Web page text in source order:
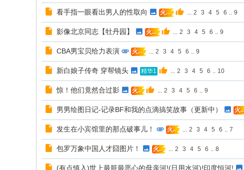
看手指一眼看出男人的性取向 火... ... 2 3 4 5 6 .. 9
影像北京同志【牡丹园】 火... ... 2 3 4 5 6 .. 9
CBA男宝贝给力表演 火... ... 2 3 4 5 6 .. 9
新白娘子传奇 穿帮镜头 精华1 ... 2 3 4 5 6 .. 10
惊！他们竟然合过影 火.. ... 2 3 4 5 6 .. 9
男男绘图日记-记录BF和我的点滴搞笑故事（更新中） 火..
发生在小宾馆里的那点破事儿！ 火.. ... 2 3 4 5 6 .. 7
包罗万象中国人才囧图片！ 火.. ... 2 3 4 5 6 .. 8
(有点慎入)世上最脏最恶心的母亲河!(日用水河)!印度恒河!